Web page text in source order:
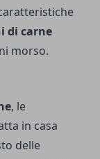
di carne
morso.
, le
in casa
delle